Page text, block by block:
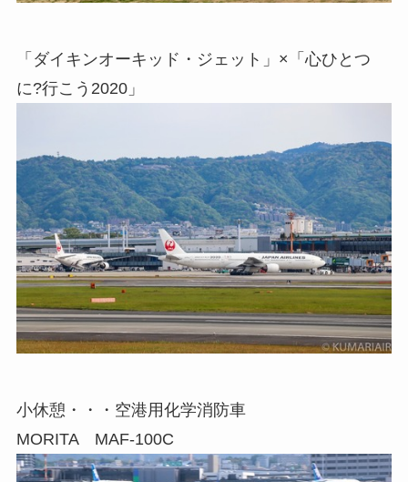
「ダイキンオーキッド・ジェット」×「心ひとつ
に?行こう2020」
小休憩・・・空港用化学消防車
MORITA MAF-100C